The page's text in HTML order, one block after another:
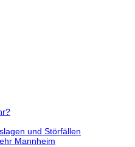
und Störfällen
Mannheim